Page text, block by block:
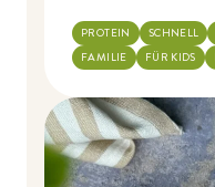
PROTEIN SCHNELL
FAMILIE
FÜR KIDS